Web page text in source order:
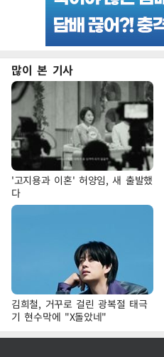
많이 본 기사
'고지용과 이혼' 허양임, 새 출발했
다
김희철, 거꾸로 걸린 광복절 태극
기 현수막에 "X돌았네"